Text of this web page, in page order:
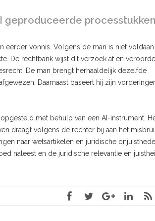
geproduceerde
vonnis. Volgens de man is niet voldaan
De rechtbank wijst dit verzoek af en
De man brengt herhaaldelijk dezelfde
Daarnaast baseert hij zijn
met behulp van een AI-instrument.
draagt volgens de rechter bij aan het
naar wetsartikelen en juridische
naleest en de juridische relevantie en